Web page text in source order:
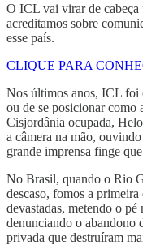
O ICL vai virar de
acreditamos sobre
esse país.
CLIQUE PARA
Nos últimos anos, ICL foi
ou de se posicionar como
Cisjordânia ocupada,
a câmera na mão,
grande imprensa finge
No Brasil, quando o Rio
descaso, fomos a
devastadas, metendo o
denunciando o abandono
privada que destruíram